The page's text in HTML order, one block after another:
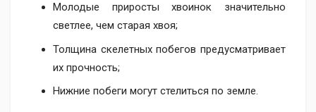
Молодые приросты хвоинок значительно
светлее, чем старая хвоя;
Толщина скелетных побегов предусматривает
их прочность;
Нижние побеги могут стелиться по земле.